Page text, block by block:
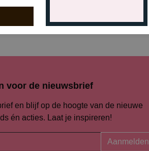
voor de nieuwsbrief
en blijf op de hoogte van de nieuwe
én acties. Laat je inspireren!
Aanmelden